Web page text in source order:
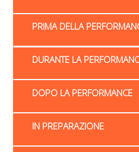
PRIMA DELLA
DURANTE LA
DOPO LA PERFORMANCE
IN PREPARAZIONE